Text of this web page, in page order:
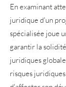
En examinant
juridique d'un
spécialisée joue
garantir la
juridiques
risques